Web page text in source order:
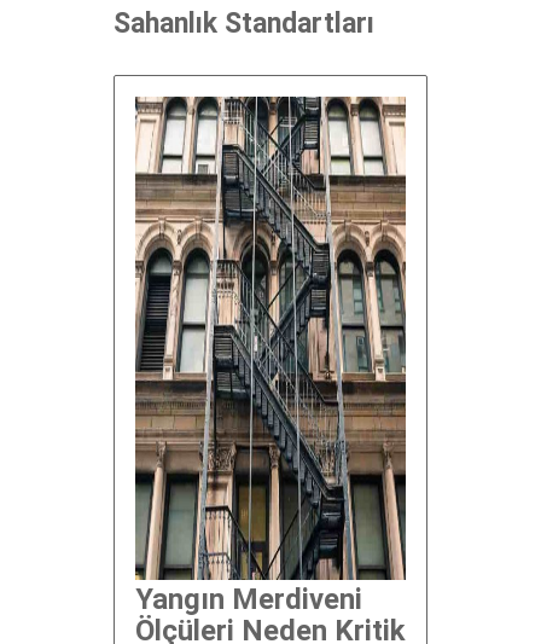
Sahanlık Standartları
Yangın Merdiveni
Ölçüleri Neden Kritik